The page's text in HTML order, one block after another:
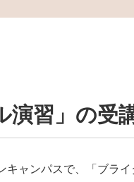
演習」の受
キャンパスで、「ブラ